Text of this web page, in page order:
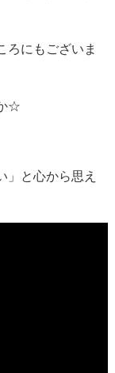
ろにもございま
☆
」と心から思え